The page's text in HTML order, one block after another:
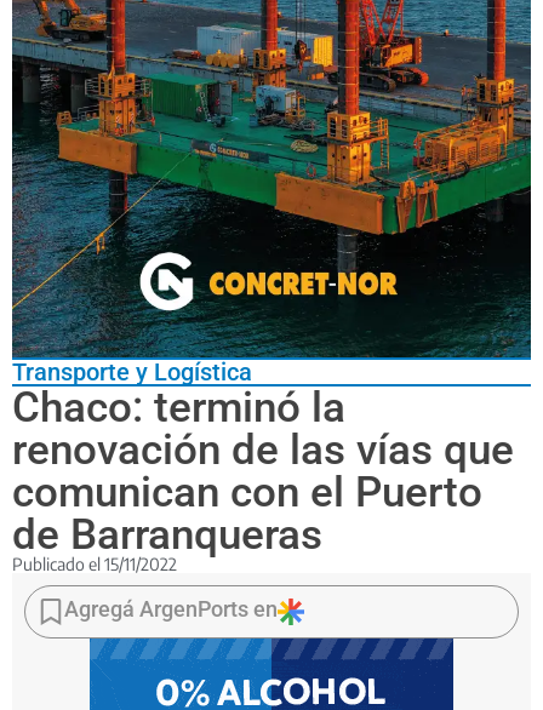
Transporte y Logística
Chaco: terminó la
renovación de las vías que
comunican con el Puerto
de Barranqueras
Publicado el 15/11/2022
Las
obras
demandaron
Agregá ArgenPorts en